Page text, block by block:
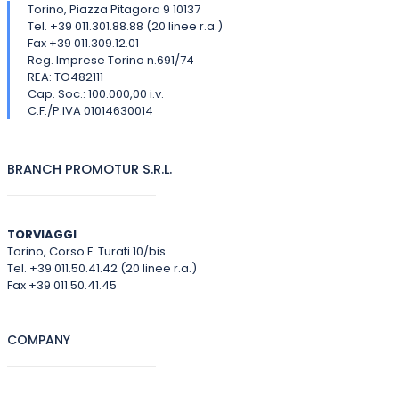
Torino, Piazza Pitagora 9 10137
Tel. +39 011.301.88.88 (20 linee r.a.)
Fax +39 011.309.12.01
Reg. Imprese Torino n.691/74
REA: TO482111
Cap. Soc.: 100.000,00 i.v.
C.F./P.IVA 01014630014
BRANCH PROMOTUR S.R.L.
TORVIAGGI
Torino, Corso F. Turati 10/bis
Tel. +39 011.50.41.42 (20 linee r.a.)
Fax +39 011.50.41.45
COMPANY